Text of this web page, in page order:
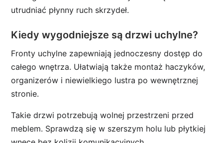
utrudniać płynny ruch skrzydeł.
Kiedy wygodniejsze są drzwi uchylne?
Fronty uchylne zapewniają jednoczesny dostęp do
całego wnętrza. Ułatwiają także montaż haczyków,
organizerów i niewielkiego lustra po wewnętrznej
stronie.
Takie drzwi potrzebują wolnej przestrzeni przed
meblem. Sprawdzą się w szerszym holu lub płytkiej